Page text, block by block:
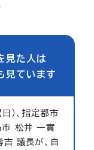
見た人は
見ています
）、指定都市
市 松井 一實
吉 議長が、自